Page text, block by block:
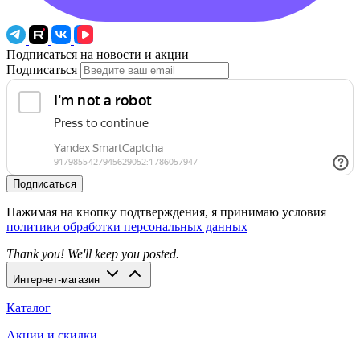
Подписаться на новости и акции
Подписаться
Подписаться
Нажимая на кнопку подтверждения, я принимаю условия
политики обработки персональных данных
Thank you! We'll keep you posted.
Интернет-магазин
Каталог